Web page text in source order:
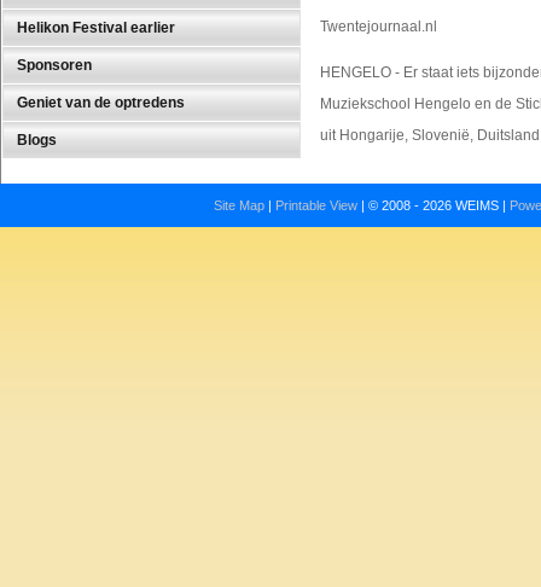
Helikon Festival earlier
Sponsoren
Geniet van de optredens
Blogs
Twentejournaal.nl
HENGELO - Er staat iets
Muziekschool Hengelo en de
uit Hongarije, Slovenië,
Site Map | Printable View | © 2008 - 2026 WEIMS |